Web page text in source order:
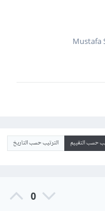
حسب التقييم الترتيب حسب التاريخ
0